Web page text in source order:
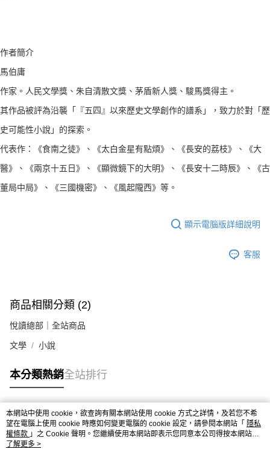
作者簡介
馬伯庸
作家。人民文學獎、朱自清散文獎、茅盾新人獎、駿馬獎得主。
其作品被評為沿襲「『五四』以來歷史文學創作的譜系」，致力於對「歷
史可能性小說」的探索。
代表作：《食南之徒》、《太白金星有點煩》、《長安的荔枝》、《大
醫》、《兩京十五日》、《顯微鏡下的大明》、《長安十二時辰》、《古
董局中局》、《三國機密》、《風起隴西》等。
顯示電腦版詳細說明
客服
商品相關分類 (2)
悅讀總部｜全站商品
文學 小說
本分類熱銷全站排行
熱門標籤
本網站中使用 cookie，欲查詢有關本網站使用 cookie 方式之詳情，及若您不希
望在電腦上使用 cookie 時應如何變更電腦的 cookie 設定，請參閱本網站「 隱私
權條款 」之 Cookie 聲明。您繼續使用本網站即表示您同意本公司得按本網站使
用條款之 Cookie 聲明使用 cookie。
了解更多 >